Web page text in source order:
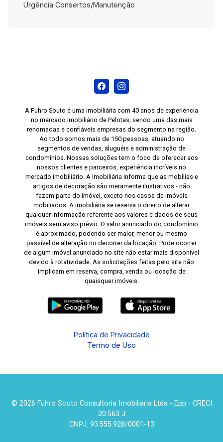
Urgência Consertos/Manutenção
A Fuhro Souto é uma imobiliária com 40 anos de experiência
no mercado imobiliário de Pelotas, sendo uma das mais
renomadas e confiáveis empresas do segmento na região.
Ao todo somos mais de 150 pessoas, atuando no
segmentos de vendas, aluguéis e administração de
condomínios. Nossas soluções tem o foco de oferecer aos
nossos clientes e parceiros, experiência incríveis no
mercado imobiliário. A Imobiliária informa que as mobílias e
artigos de decoração são meramente ilustrativos - não
fazem parte do imóvel, exceto nos casos de imóveis
mobiliados. A imobiliária se reserva o direito de alterar
qualquer informação referente aos valores e dados de seus
imóveis sem aviso prévio. O valor anunciado do condomínio
é aproximado, podendo ser maior, menor ou mesmo
passível de alteração no decorrer da locação. Pode ocorrer
de algum imóvel anunciado no site não estar mais disponível
devido à rotatividade. As solicitações feitas pelo site não
implicam em reserva, compra, venda ou locação de
quaisquer imóveis.
Política de Privacidade
Termo de Uso
© 2026 Fuhro Souto Consultoria Imobiliaria Ltda - Epp - CRECI
20.563 J
CNPJ: 93.555.928/0001-13